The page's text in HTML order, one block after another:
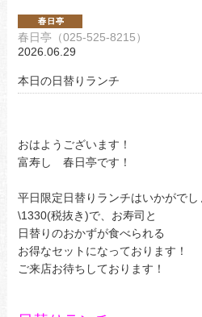
春日亭（025-525-8215）
2026.06.29
本日の日替りランチ
おはようございます！
富寿し 春日亭です！
平日限定日替りランチはいかがでし
\1330(税抜き)で、お寿司と
日替りのおかずが食べられる
お得なセットになっております！
ご来店お待ちしております！